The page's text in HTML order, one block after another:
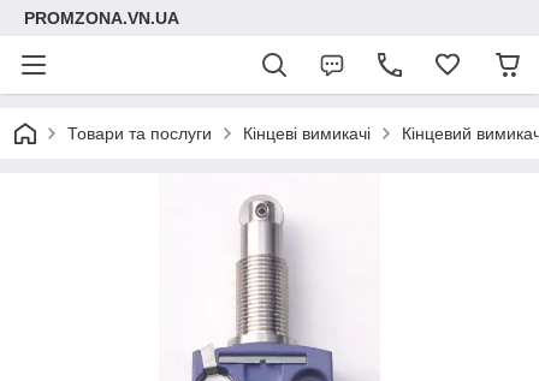
PROMZONA.VN.UA
Товари та послуги Кінцеві вимикачі Кінцевий